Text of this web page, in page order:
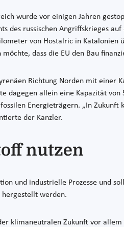
wurde vor einigen Jahren
des russischen Angriffskrieges
von Hostalric in
dass die EU den Bau
Richtung Norden mit einer
dagegen allein eine Kapazität
Energieträgern. „In Zukunft
der Kanzler.
nutzen
und industrielle Prozesse und
hergestellt werden.
klimaneutralen Zukunft vor